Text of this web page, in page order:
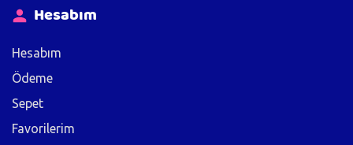
Hesabım
Hesabım
Ödeme
Sepet
Favorilerim